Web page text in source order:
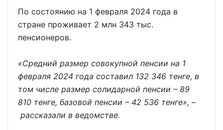
По состоянию на 1 февраля 2024 года в
стране проживает 2 млн 343 тыс.
пенсионеров.
«Средний размер совокупной пенсии на 1
февраля 2024 года составил 132 346 тенге, в
том числе размер солидарной пенсии – 89
810 тенге, базовой пенсии – 42 536 тенге», –
рассказали в ведомстве.